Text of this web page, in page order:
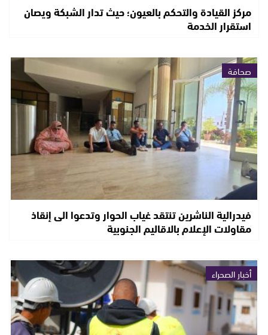
مركز القيادة والتحكم بالعيون؛ حيث تدار الشبكة ويصان
استقرار الخدمة
صحافة
فيدرالية الناشرين تنتقد غياب الحوار وتدعوا الى إنقاذ
مقاولات الإعلام بالاقاليم الجنوبية
أخبار الصحراء